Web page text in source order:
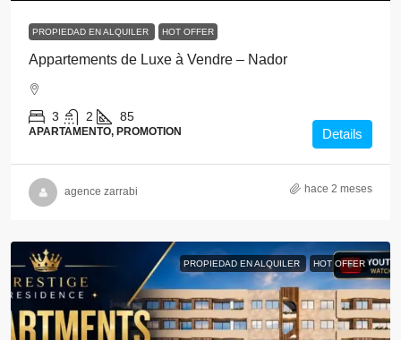
PROPIEDAD EN ALQUILER HOT OFFER
Appartements de Luxe à Vendre – Nador
3 2 85
APARTAMENTO, PROMOTION Details
agence zarrabi hace 2 meses
PROPIEDAD EN ALQUILER HOT OFFER